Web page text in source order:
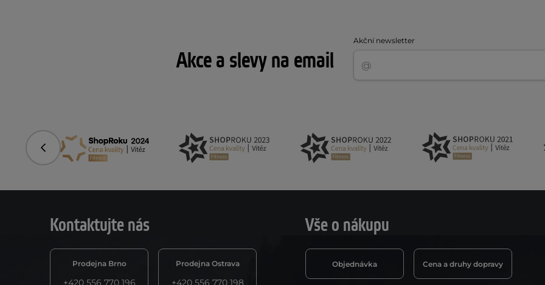
Akce a slevy na email
Akční newsletter
Předchozí
Kontaktujte nás
Prodejna Brno
+420 556 770 196
Prodejna Ostrava
+420 556 770 198
Vše o nákupu
Objednávka Cena a druhy dopravy